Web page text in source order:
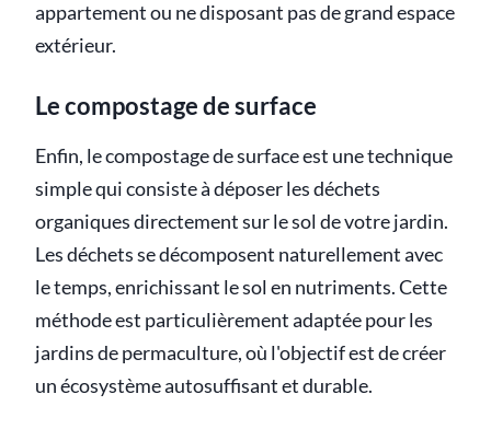
appartement ou ne disposant pas de grand espace
extérieur.
Le compostage de surface
Enfin, le compostage de surface est une technique
simple qui consiste à déposer les déchets
organiques directement sur le sol de votre jardin.
Les déchets se décomposent naturellement avec
le temps, enrichissant le sol en nutriments. Cette
méthode est particulièrement adaptée pour les
jardins de permaculture, où l'objectif est de créer
un écosystème autosuffisant et durable.